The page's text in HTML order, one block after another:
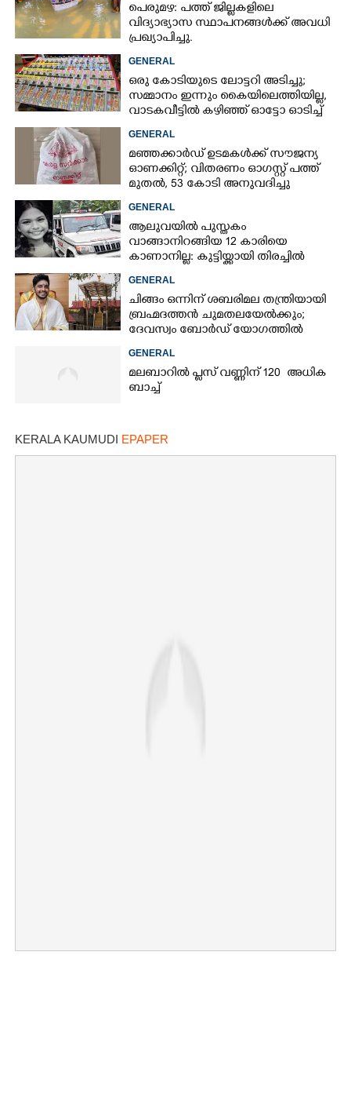
പെരുമഴ: പത്ത് ജില്ലകളിലെ
വിദ്യാഭ്യാസ സ്ഥാപനങ്ങൾക്ക് അവധി
പ്രഖ്യാപിച്ചു.
GENERAL
ഒരു കോടിയുടെ ലോട്ടറി അടിച്ചു;
സമ്മാനം ഇന്നും കൈയിലെത്തിയില്ല,
വാടകവീട്ടിൽ കഴിഞ്ഞ് ഓട്ടോ ഓടിച്ച്
73കാരൻ
GENERAL
മഞ്ഞക്കാർഡ് ഉടമകൾക്ക് സൗജന്യ
ഓണക്കിറ്റ്; വിതരണം ഓഗസ്റ്റ് പത്ത്
മുതൽ, 53 കോടി അനുവദിച്ചു
GENERAL
ആലുവയിൽ പുസ്തകം
വാങ്ങാനിറങ്ങിയ 12 കാരിയെ
കാണാനില്ല: കുട്ടിയ്ക്കായി തിരച്ചിൽ
GENERAL
ചിങ്ങം ഒന്നിന് ശബരിമല തന്ത്രിയായി
ബ്രഹ്മദത്തൻ ചുമതലയേൽക്കും;
ദേവസ്വം ബോർഡ് യോഗത്തിൽ
തീരുമാനം
GENERAL
മലബാറിൽ പ്ലസ് വണ്ണിന് 120 അധിക
ബാച്ച്
KERALA KAUMUDI EPAPER